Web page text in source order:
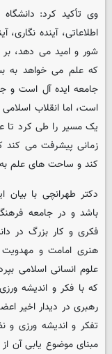
وی تأکید کرد:
اطلاعاتی، آینده
شور و امید می دهد،
که علم می خواهد به
جامعه ایده آل است و
است، اما انقلاب
یک مسیر را طی کرد تا
زمانی پیشرفت می
کند و ساحت های علم به
دکتر طهرانچی با بیان
باشد و در جامعه
فکری و کار بزرگ در
هنری امامت و
علوم انسانی اسلامی
که با فکر و اندیشه
رهبری در دیدار اخیر
تفکر و اندیشه ورزی و
مبنای موضوع یابی آن